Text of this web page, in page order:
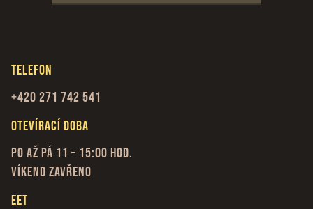
Telefon
+420 271 742 541
Otevírací doba
Po až Pá 11 – 15:00 hod.
Víkend zavřeno
EET